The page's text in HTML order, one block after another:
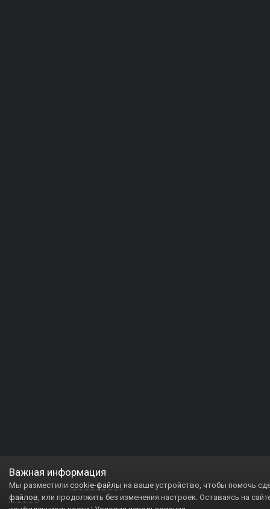
Важная информация
Мы разместили cookie-файлы на ваше устройство, чтобы помочь
файлов, или продолжить без изменения настроек. Оставаясь на